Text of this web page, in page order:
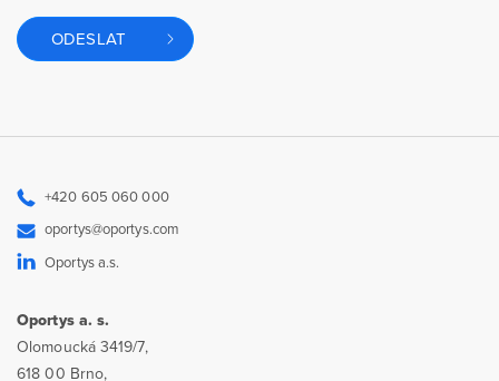
ODESLAT
+420 605 060 000
oportys@oportys.com
Oportys a.s.
Oportys a. s.
Olomoucká 3419/7,
618 00 Brno,